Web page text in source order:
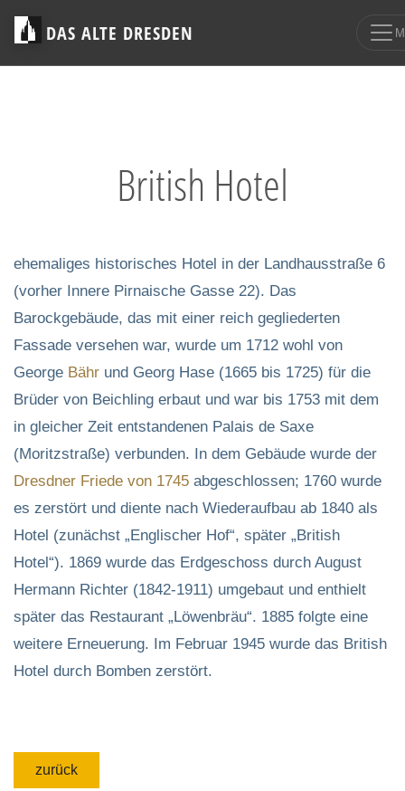
DAS ALTE DRESDEN
British Hotel
ehemaliges historisches Hotel in der Landhausstraße 6
(vorher Innere Pirnaische Gasse 22). Das
Barockgebäude, das mit einer reich gegliederten
Fassade versehen war, wurde um 1712 wohl von
George Bähr und Georg Hase (1665 bis 1725) für die
Brüder von Beichling erbaut und war bis 1753 mit dem
in gleicher Zeit entstandenen Palais de Saxe
(Moritzstraße) verbunden. In dem Gebäude wurde der
Dresdner Friede von 1745 abgeschlossen; 1760 wurde
es zerstört und diente nach Wiederaufbau ab 1840 als
Hotel (zunächst „Englischer Hof“, später „British
Hotel“). 1869 wurde das Erdgeschoss durch August
Hermann Richter (1842-1911) umgebaut und enthielt
später das Restaurant „Löwenbräu“. 1885 folgte eine
weitere Erneuerung. Im Februar 1945 wurde das British
Hotel durch Bomben zerstört.
zurück